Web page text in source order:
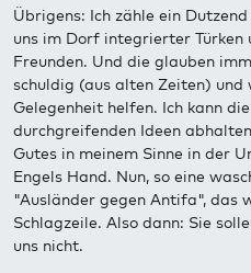
Übrigens: Ich zähle ein
uns im Dorf integrierter Türken
Freunden. Und die glauben
schuldig (aus alten Zeiten)
Gelegenheit helfen. Ich kann
durchgreifenden Ideen
Gutes in meinem Sinne in der
Engels Hand. Nun, so eine
"Ausländer gegen Antifa", das
Schlagzeile. Also dann: Sie
uns nicht.